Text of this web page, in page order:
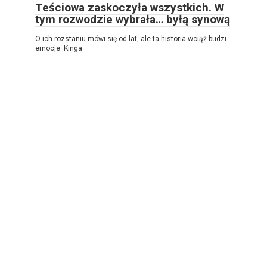
Teściowa zaskoczyła wszystkich. W
tym rozwodzie wybrała… byłą synową
O ich rozstaniu mówi się od lat, ale ta historia wciąż budzi
emocje. Kinga